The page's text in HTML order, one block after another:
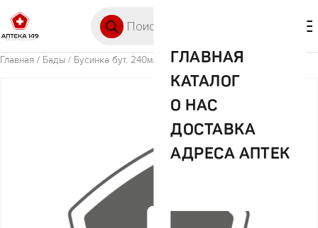
ГЛАВНАЯ
КАТАЛОГ
О НАС
ДОСТАВКА
АДРЕСА АПТЕК
Главная / Бады / Бусинка бут. 240мл арт.1102